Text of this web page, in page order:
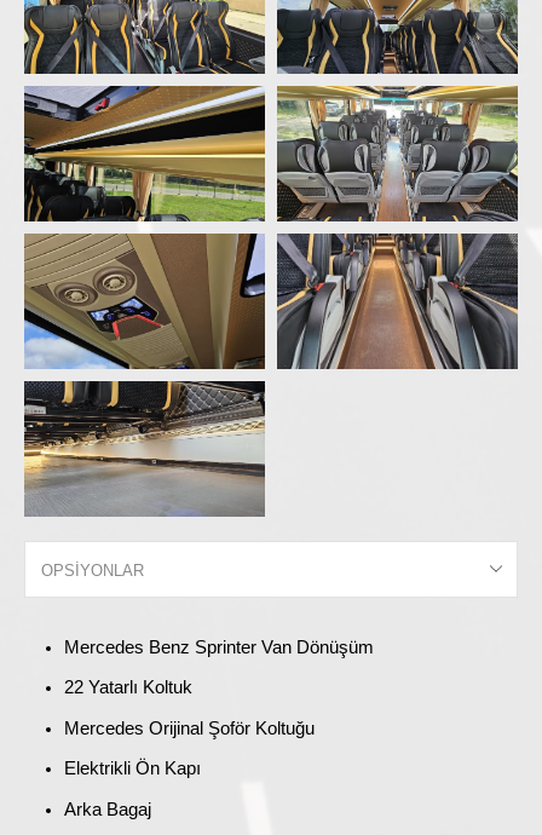
Mercedes Benz Sprinter Van Dönüşüm
22 Yatarlı Koltuk
Mercedes Orijinal Şoför Koltuğu
Elektrikli Ön Kapı
Arka Bagaj